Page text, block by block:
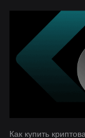
Как купить